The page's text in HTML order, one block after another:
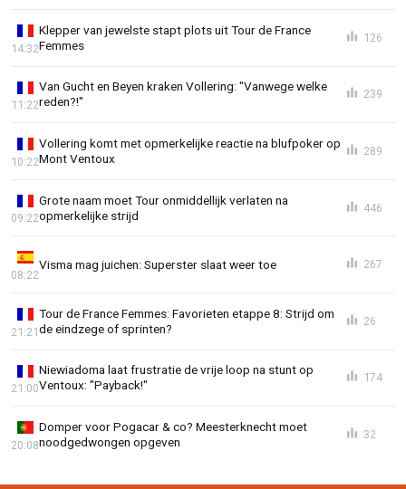
Klepper van jewelste stapt plots uit Tour de France
Femmes
14:32
126
Van Gucht en Beyen kraken Vollering: "Vanwege welke
reden?!"
11:22
239
Vollering komt met opmerkelijke reactie na blufpoker op
Mont Ventoux
10:22
289
Grote naam moet Tour onmiddellijk verlaten na
opmerkelijke strijd
09:22
446
Visma mag juichen: Superster slaat weer toe
08:22
267
Tour de France Femmes: Favorieten etappe 8: Strijd om
de eindzege of sprinten?
21:21
26
Niewiadoma laat frustratie de vrije loop na stunt op
Ventoux: "Payback!"
21:00
174
Domper voor Pogacar & co? Meesterknecht moet
noodgedwongen opgeven
20:08
32